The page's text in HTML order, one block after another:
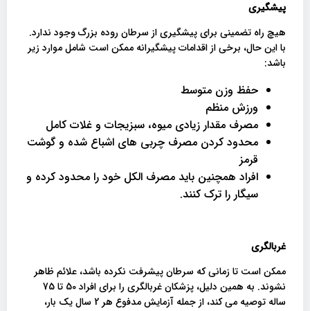
پیشگیری
هیچ راه تضمینی برای پیشگیری از سرطان روده بزرگ وجود ندارد.
با این حال، برخی از اقدامات پیشگیرانه ممکن است شامل موارد زیر
باشد:
حفظ وزن متوسط
ورزش منظم
مصرف مقدار زیادی میوه، سبزیجات و غلات کامل
محدود کردن مصرف چربی های اشباع شده و گوشت
قرمز
افراد همچنین باید مصرف الکل خود را محدود کرده و
سیگار را ترک کنند.
غربالگری
ممکن است تا زمانی که سرطان پیشرفت نکرده باشد، علائم ظاهر
نشوند. به همین دلیل، پزشکان غربالگری را برای افراد 50 تا 75
ساله توصیه می کند، از جمله آزمایش مدفوع هر 2 سال یک بار،